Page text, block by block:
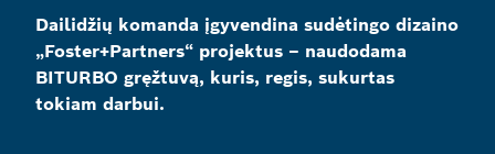
Dailidžių komanda įgyvendina sudėtingo dizaino
„Foster+Partners“ projektus – naudodama
BITURBO gręžtuvą, kuris, regis, sukurtas
tokiam darbui.